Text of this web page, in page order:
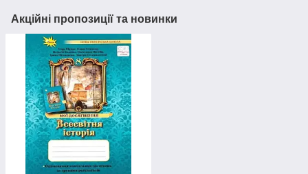
Акційні пропозиції та новинки